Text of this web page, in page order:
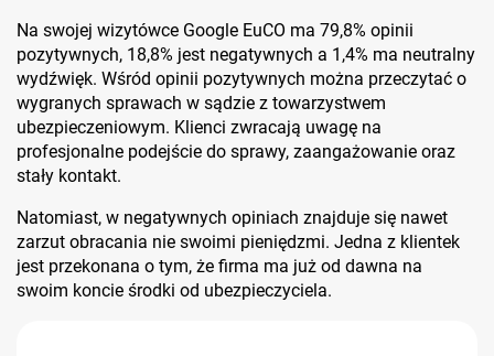
Na swojej wizytówce Google EuCO ma 79,8% opinii
pozytywnych, 18,8% jest negatywnych a 1,4% ma neutralny
wydźwięk. Wśród opinii pozytywnych można przeczytać o
wygranych sprawach w sądzie z towarzystwem
ubezpieczeniowym. Klienci zwracają uwagę na
profesjonalne podejście do sprawy, zaangażowanie oraz
stały kontakt.
Natomiast, w negatywnych opiniach znajduje się nawet
zarzut obracania nie swoimi pieniędzmi. Jedna z klientek
jest przekonana o tym, że firma ma już od dawna na
swoim koncie środki od ubezpieczyciela.